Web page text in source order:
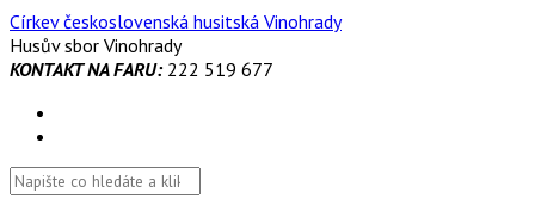
Skip
to
content
Církev československá husitská Vinohrady
Husův sbor Vinohrady
KONTAKT NA FARU:222 519 677